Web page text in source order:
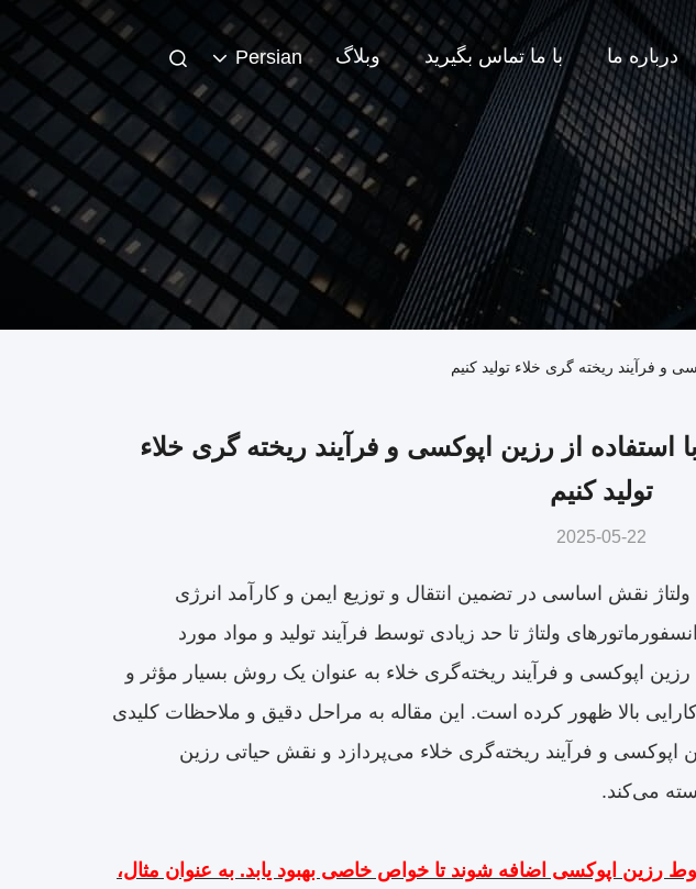
درباره ما با ما تماس بگیرید وبلاگ Persian
و فرآیند ریخته گری خلاء تولید کنیم
استفاده از رزین اپوکسی و فرآیند ریخته گری خلاء
تولید کنیم
2025-05-22
نقش اساسی در تضمین انتقال و توزیع ایمن و کارآمد انرژی
ولتاژ تا حد زیادی توسط فرآیند تولید و مواد مورد
رزین اپوکسی و فرآیند ریخته‌گری خلاء به عنوان یک روش بسیار مؤثر و
کارایی بالا ظهور کرده است. این مقاله به مراحل دقیق و ملاحظات کلیدی
اپوکسی و فرآیند ریخته‌گری خلاء می‌پردازد و نقش حیاتی رزین
می‌کند.
رزین اپوکسی اضافه شوند تا خواص خاصی بهبود یابد. به عنوان مثال،